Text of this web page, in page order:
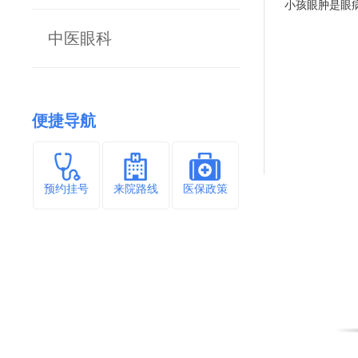
中医眼科
便捷导航
预约挂号 来院路线 医保政策
小孩眼肿是眼